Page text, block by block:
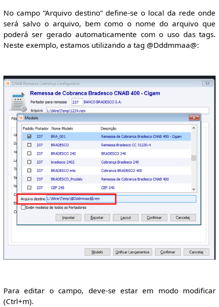
No campo “Arquivo destino” define-se o local da rede onde
será salvo o arquivo, bem como o nome do arquivo que
poderá ser gerado automaticamente com o uso das tags.
Neste exemplo, estamos utilizando a tag @Dddmmaa@:
Para editar o campo, deve-se estar em modo modificar
(Ctrl+m).